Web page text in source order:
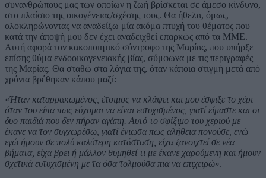
συνανθρώπους μας των οποίων η ζωή βρίσκεται σε άμεσο κίνδυνο,
στο πλαίσιο της οικογένειας/σχέσης τους. Θα ήθελα, όμως,
ολοκληρώνοντας να αναδείξω μία ακόμα πτυχή του θέματος που
κατά την άποψή μου δεν έχει αναδειχθεί επαρκώς από τα ΜΜΕ.
Αυτή αφορά τον κακοποιητικό σύντροφο της Μαρίας, που υπήρξε
επίσης θύμα ενδοοικογενειακής βίας, σύμφωνα με τις περιγραφές
της Μαρίας. Θα σταθώ στα λόγια της, όταν κάποια στιγμή μετά από
χρόνια βρέθηκαν κάπου μαζί:
«Ήταν καταρρακωμένος, έτοιμος να κλάψει και μου έσφιξε το χέρι
όταν του είπα πως εύχομαι να είναι ευτυχισμένος, γιατί είμαστε και οι
δυο παιδιά που δεν πήραν αγάπη. Αυτό το σφίξιμο του χεριού με
έκανε να τον συγχωρέσω, γιατί ένιωσα πως αλήθεια πονούσε, ενώ
εγώ ήμουν σε πολύ καλύτερη κατάσταση, είχα ξανοιχτεί σε νέα
βήματα, είχα βρει ή μάλλον θυμηθεί τι με έκανε χαρούμενη και ήμουν
σχετικά ευτυχισμένη με τα όσα τολμούσα πια να επιχειρώ».